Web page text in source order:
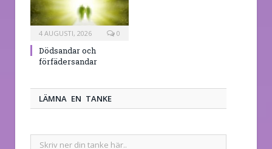
4 AUGUSTI, 2026 0
Dödsandar och
förfädersandar
LÄMNA EN TANKE